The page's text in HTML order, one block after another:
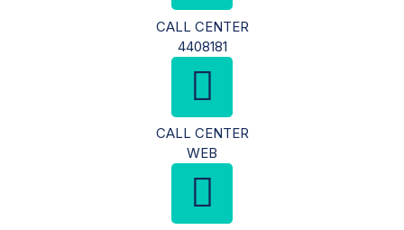
CALL CENTER
4408181
CALL CENTER
WEB